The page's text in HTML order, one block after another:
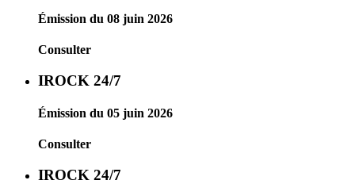
Émission du 08 juin 2026
Consulter
IROCK 24/7
Émission du 05 juin 2026
Consulter
IROCK 24/7